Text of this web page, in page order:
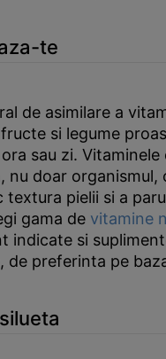
te
de asimilare a
si legume
sau zi.
nu doar organismul,
textura pielii si a
gama de vitamine
indicate si
de preferinta pe